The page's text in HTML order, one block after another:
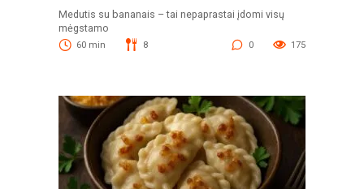
Medutis su bananais – tai nepaprastai įdomi visų
mėgstamo
60 min 8 0 175